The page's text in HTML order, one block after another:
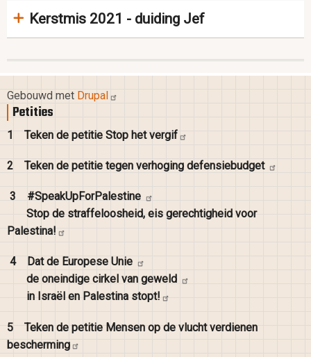
Kerstmis 2021 - duiding Jef
Gebouwd met Drupal
Petities
1 Teken de petitie Stop hetvergif
2 Teken de petitie tegen verhoging defensiebudget
3
#SpeakUpForPalestine
Stop de straffeloosheid, eis gerechtigheid voor
Palestina!
4 Dat de Europese Unie
de oneindige cirkel van geweld
in Israël en Palestina stopt!
5 Teken de petitie Mensen op de vlucht verdienen
bescherming